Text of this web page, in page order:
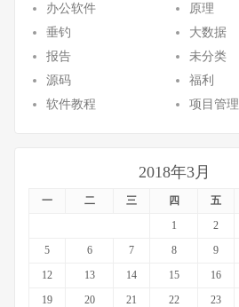
办公软件
原理
垂钓
大数据
报告
未分类
源码
福利
软件教程
项目管理
2018年3月
一 二 三 四 五
1 2
5
6 7 8 9
12
13 14 15 16
19
20 21 22 23